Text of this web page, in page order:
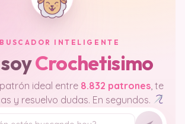
INTELIGENTE
Crochetisimo
ideal entre 8.832 patrones , te
y resuelvo dudas. En segundos.